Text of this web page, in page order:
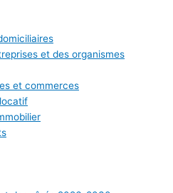
et des organismes
et commerces